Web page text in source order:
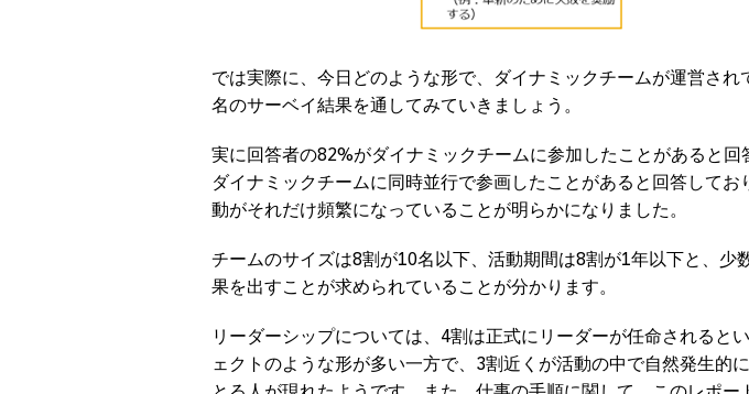
では実際に、今日どのような形で、ダイナミックチームが運営され
名のサーベイ結果を通してみていきましょう。
実に回答者の82%がダイナミックチームに参加したことがあると回
ダイナミックチームに同時並行で参画したことがあると回答してお
動がそれだけ頻繁になっていることが明らかになりました。
チームのサイズは8割が10名以下、活動期間は8割が1年以下と、少
果を出すことが求められていることが分かります。
リーダーシップについては、4割は正式にリーダーが任命されると
ェクトのような形が多い一方で、3割近くが活動の中で自然発生的